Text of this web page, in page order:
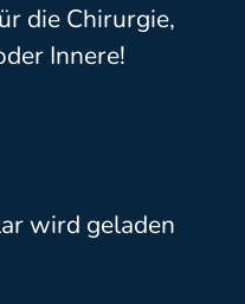
die Chirurgie,
Innere!
wird geladen